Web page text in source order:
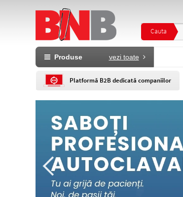
Cauta
Produse vezi toate
Platformă B2B dedicată companiilor